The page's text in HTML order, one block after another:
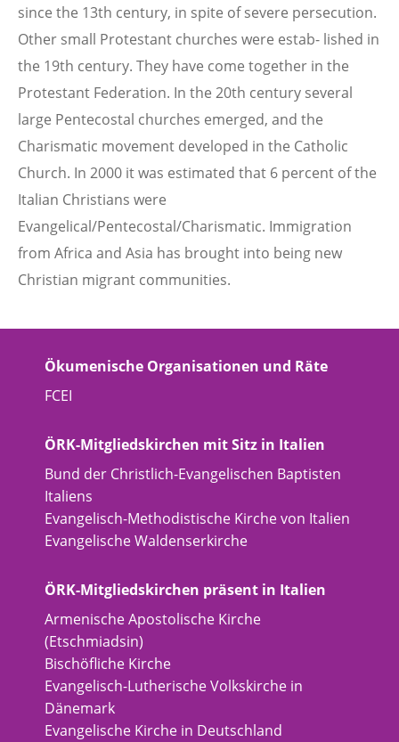
since the 13th century, in spite of severe persecution.
Other small Protestant churches were estab- lished in
the 19th century. They have come together in the
Protestant Federation. In the 20th century several
large Pentecostal churches emerged, and the
Charismatic movement developed in the Catholic
Church. In 2000 it was estimated that 6 percent of the
Italian Christians were
Evangelical/Pentecostal/Charismatic. Immigration
from Africa and Asia has brought into being new
Christian migrant communities.
Ökumenische Organisationen und Räte
FCEI
ÖRK-Mitgliedskirchen mit Sitz in Italien
Bund der Christlich-Evangelischen Baptisten
Italiens
Evangelisch-Methodistische Kirche von Italien
Evangelische Waldenserkirche
ÖRK-Mitgliedskirchen präsent in Italien
Armenische Apostolische Kirche
(Etschmiadsin)
Bischöfliche Kirche
Evangelisch-Lutherische Volkskirche in
Dänemark
Evangelische Kirche in Deutschland